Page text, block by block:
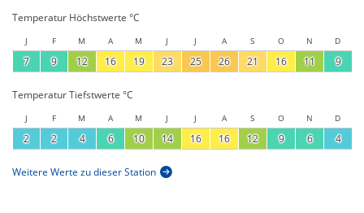
Temperatur Höchstwerte °C
J F M A M J J A S O N D
7 9 12 16 19 23 25 26 21 16 11 9
Temperatur Tiefstwerte °C
J F M A M J J A S O N D
2 2 4 6 10 14 16 16 12 9 6 4
Weitere Werte zu dieser Station